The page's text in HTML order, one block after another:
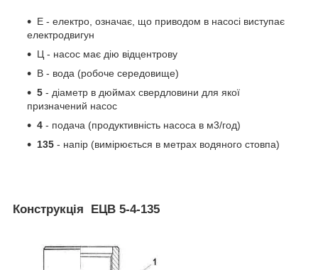
Е - електро, означає, що приводом в насосі виступає
електродвигун
Ц - насос має дію відцентрову
В - вода (робоче середовище)
5 - діаметр в дюймах свердловини для якої
призначений насос
4 - подача (продуктивність насоса в м3/год)
135 - напір (вимірюється в метрах водяного стовпа)
Конструкція ЕЦВ 5-4-135